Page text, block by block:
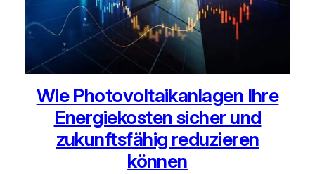
Wie Photovoltaikanlagen Ihre
Energiekosten sicher und
zukunftsfähig reduzieren
können